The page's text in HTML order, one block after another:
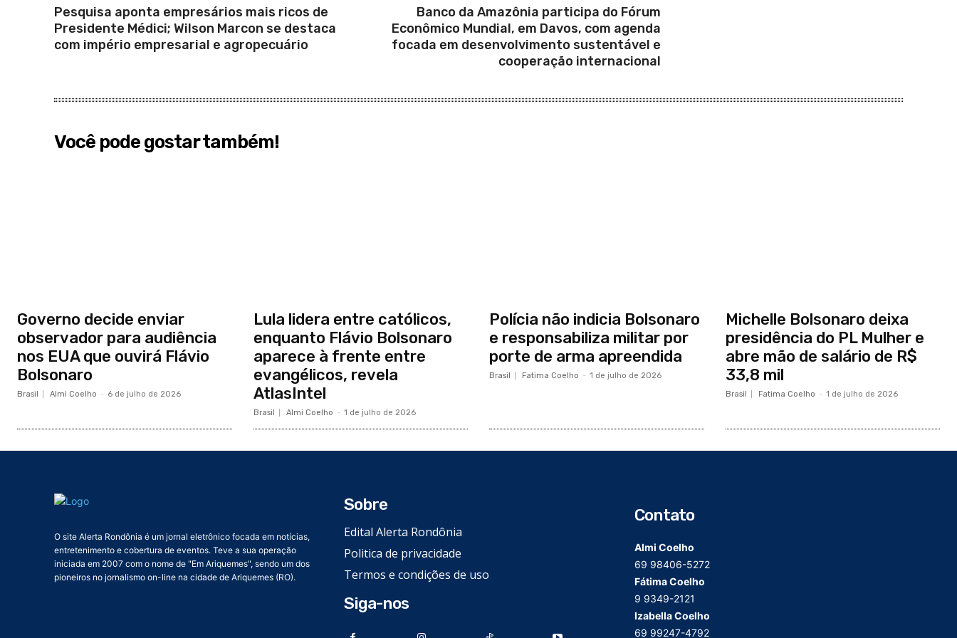
Pesquisa aponta empresários mais ricos de
Presidente Médici; Wilson Marcon se destaca
com império empresarial e agropecuário
Banco da Amazônia participa do Fórum
Econômico Mundial, em Davos, com agenda
focada em desenvolvimento sustentável e
cooperação internacional
Você pode gostar também!
Governo decide enviar
observador para audiência
nos EUA que ouvirá Flávio
Bolsonaro
Brasil Almi Coelho - 6 de julho de 2026
Lula lidera entre católicos,
enquanto Flávio Bolsonaro
aparece à frente entre
evangélicos, revela
AtlasIntel
Brasil Almi Coelho - 1 de julho de 2026
Polícia não indicia Bolsonaro
e responsabiliza militar por
porte de arma apreendida
Brasil Fatima Coelho - 1 de julho de 2026
Michelle Bolsonaro deixa
presidência do PL Mulher e
abre mão de salário de R$
33,8 mil
Brasil Fatima Coelho - 1 de julho de 2026
O site Alerta Rondônia é um jornal eletrônico focada em notícias,
entretenimento e cobertura de eventos. Teve a sua operação
iniciada em 2007 com o nome de "Em Ariquemes", sendo um dos
pioneiros no jornalismo on-line na cidade de Ariquemes (RO).
Sobre
Edital Alerta Rondônia
Politica de privacidade
Termos e condições de uso
Siga-nos
Contato
Almi Coelho
69 98406-5272
Fátima Coelho
9 9349-2121
Izabella Coelho
69 99247-4792